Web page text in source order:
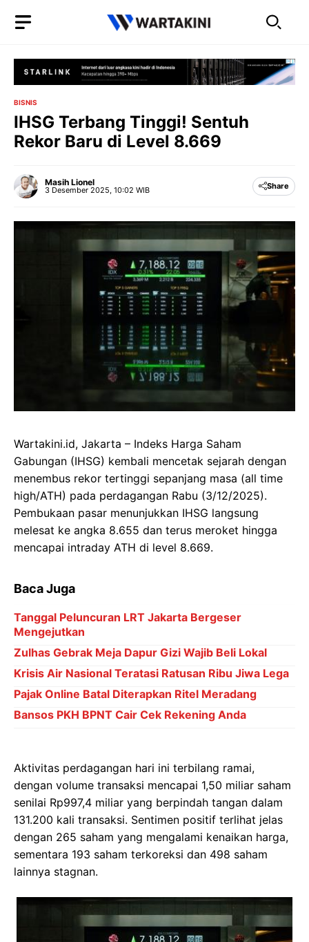
BISNIS
IHSG Terbang Tinggi! Sentuh
Rekor Baru di Level 8.669
Masih Lionel
3 Desember 2025, 10:02 WIB Share
Wartakini.id, Jakarta – Indeks Harga Saham
Gabungan (IHSG) kembali mencetak sejarah dengan
menembus rekor tertinggi sepanjang masa (all time
high/ATH) pada perdagangan Rabu (3/12/2025).
Pembukaan pasar menunjukkan IHSG langsung
melesat ke angka 8.655 dan terus meroket hingga
mencapai intraday ATH di level 8.669.
Baca Juga
Tanggal Peluncuran LRT Jakarta Bergeser
Mengejutkan
Zulhas Gebrak Meja Dapur Gizi Wajib Beli Lokal
Krisis Air Nasional Teratasi Ratusan Ribu Jiwa Lega
Pajak Online Batal Diterapkan Ritel Meradang
Bansos PKH BPNT Cair Cek Rekening Anda
Aktivitas perdagangan hari ini terbilang ramai,
dengan volume transaksi mencapai 1,50 miliar saham
senilai Rp997,4 miliar yang berpindah tangan dalam
131.200 kali transaksi. Sentimen positif terlihat jelas
dengan 265 saham yang mengalami kenaikan harga,
sementara 193 saham terkoreksi dan 498 saham
lainnya stagnan.